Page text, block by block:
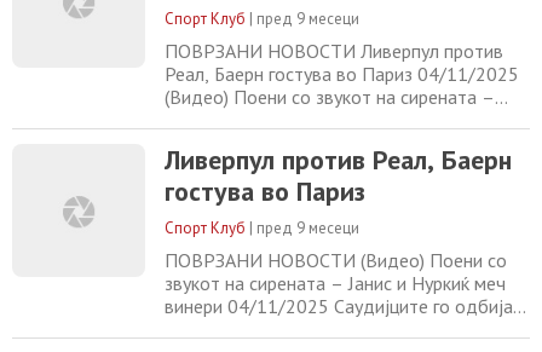
Спорт Клуб | пред 9 месеци
ПОВРЗАНИ НОВОСТИ Ливерпул против
Реал, Баерн гостува во Париз 04/11/2025
(Видео) Поени со звукот на сирената –
Модриќ ги избра петте најдобри
фудбалери на сите времиња 04/11/2025
Ливерпул против Реал, Баерн
гостува во Париз
Спорт Клуб | пред 9 месеци
ПОВРЗАНИ НОВОСТИ (Видео) Поени со
звукот на сирената – Јанис и Нуркиќ меч
винери 04/11/2025 Саудијците го одбија